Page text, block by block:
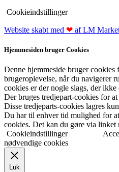
Cookieindstillinger
Website skabt med ❤ af LM
Hjemmesiden bruger Cookies
Denne hjemmeside bruger cookies
brugeroplevelse, når du navigerer
cookies er der nogle slags, der
Der bruges tredjepart-cookies for
Disse tredjeparts-cookies lagres
Du har til enhver tid mulighed for
cookies. Det kan du gøre via linket
Cookieindstillinger
nødvendige cookies
Luk